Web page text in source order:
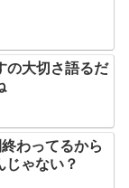
の大切さ語るだ
わってるから
じゃない？